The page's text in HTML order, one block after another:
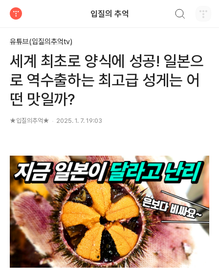
입질의 추억
유튜브(입질의추억tv)
세계 최초로 양식에 성공! 일본으
로 역수출하는 최고급 성게는 어
떤 맛일까?
★입질의추억★ 2025. 1. 7. 19:03